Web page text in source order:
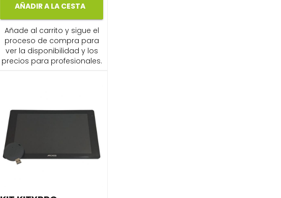
AÑADIR A LA CESTA
Añade al carrito y sigue el
proceso de compra para
ver la disponibilidad y los
precios para profesionales.